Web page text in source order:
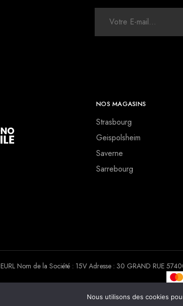
NOS MAGASINS
Strasbourg
Geispolsheim
Saverne
Sarrebourg
EURL Nom de la Société : 15V Adresse : 30 GRAND RUE
Nous utilisons des cookies